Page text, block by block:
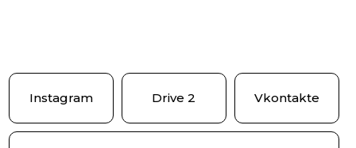
Instagram Drive 2 Vkontakte